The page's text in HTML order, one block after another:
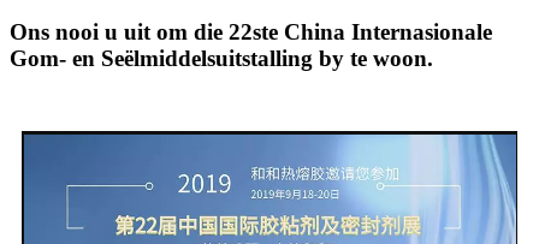
Ons nooi u uit om die 22ste China Internasionale
Gom- en Seëlmiddelsuitstalling by te woon.